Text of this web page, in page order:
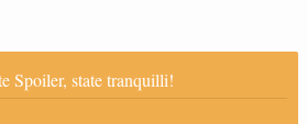
Spoiler, state tranquilli!